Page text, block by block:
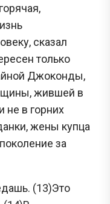
сказал
только
Джоконды,
жившей в
не в горних
жены купца
за
(13)Это